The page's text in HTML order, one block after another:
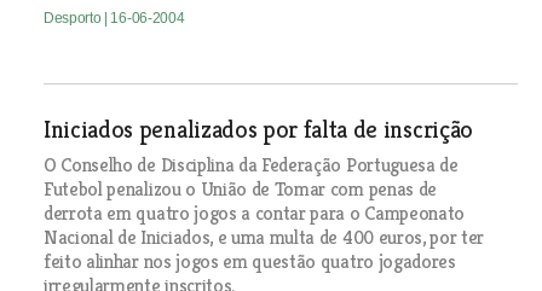
Desporto | 16-06-2004
Iniciados penalizados por falta de inscrição
O Conselho de Disciplina da Federação Portuguesa de
Futebol penalizou o União de Tomar com penas de
derrota em quatro jogos a contar para o Campeonato
Nacional de Iniciados, e uma multa de 400 euros, por ter
feito alinhar nos jogos em questão quatro jogadores